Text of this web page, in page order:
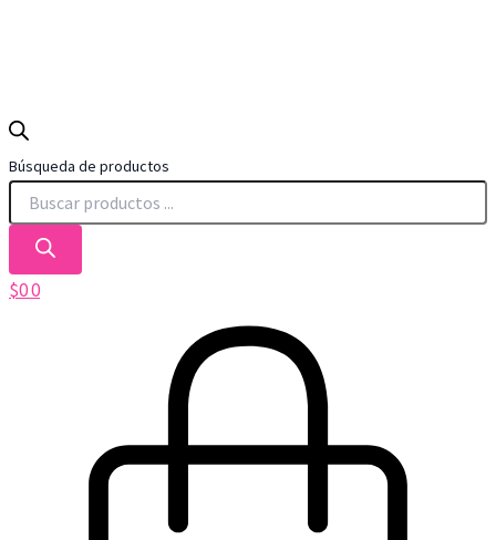
Búsqueda de productos
$00